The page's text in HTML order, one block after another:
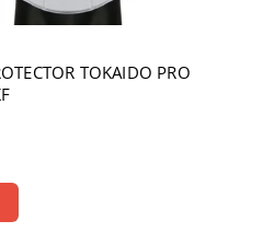
TOKAIDO PRO